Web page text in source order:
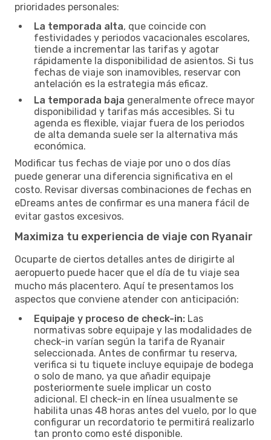
prioridades personales:
La temporada alta, que coincide con
festividades y periodos vacacionales escolares,
tiende a incrementar las tarifas y agotar
rápidamente la disponibilidad de asientos. Si tus
fechas de viaje son inamovibles, reservar con
antelación es la estrategia más eficaz.
La temporada baja generalmente ofrece mayor
disponibilidad y tarifas más accesibles. Si tu
agenda es flexible, viajar fuera de los periodos
de alta demanda suele ser la alternativa más
económica.
Modificar tus fechas de viaje por uno o dos días
puede generar una diferencia significativa en el
costo. Revisar diversas combinaciones de fechas en
eDreams antes de confirmar es una manera fácil de
evitar gastos excesivos.
Maximiza tu experiencia de viaje con Ryanair
Ocuparte de ciertos detalles antes de dirigirte al
aeropuerto puede hacer que el día de tu viaje sea
mucho más placentero. Aquí te presentamos los
aspectos que conviene atender con anticipación:
Equipaje y proceso de check-in: Las
normativas sobre equipaje y las modalidades de
check-in varían según la tarifa de Ryanair
seleccionada. Antes de confirmar tu reserva,
verifica si tu tiquete incluye equipaje de bodega
o solo de mano, ya que añadir equipaje
posteriormente suele implicar un costo
adicional. El check-in en línea usualmente se
habilita unas 48 horas antes del vuelo, por lo que
configurar un recordatorio te permitirá realizarlo
tan pronto como esté disponible.